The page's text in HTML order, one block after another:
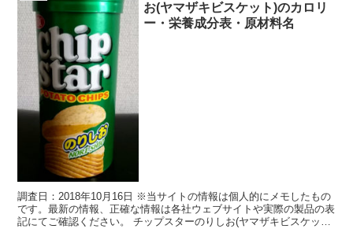
お(ヤマザキビスケット)のカロリ
ー・栄養成分表・原材料名
調査日：2018年10月16日 ※当サイトの情報は個人的にメモしたもの
です。最新の情報、正確な情報は各社ウェブサイトや実際の製品の表
記にてご確認ください。 チップスターのりしお(ヤマザキビスケット)